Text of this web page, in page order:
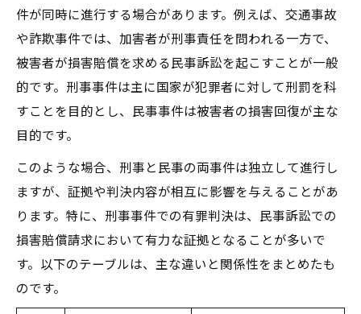
件が同時に進行する場合があります。例えば、交通事故
や詐欺事件では、加害者が刑事責任を問われる一方で、
被害者が損害賠償を求める民事訴訟を起こすことが一般
的です。刑事事件は主に国家が犯罪者に対して刑罰を科
すことを目的とし、民事事件は被害者の損害回復が主な
目的です。
このような場合、刑事と民事の両事件は独立して進行し
ますが、証拠や判決内容が相互に影響を与えることがあ
ります。特に、刑事事件での有罪判決は、民事訴訟での
損害賠償請求において有力な証拠となることが多いで
す。以下のテーブルは、主な違いと関係性をまとめたも
のです。